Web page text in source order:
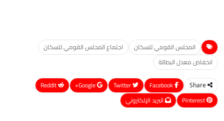
المجلس القومي للسكان
اجتماع المجلس القومي للسكان
انخفاض معدل البطالة
Share
Google+
ReddIt
Pinterest
البريد الإلكتروني